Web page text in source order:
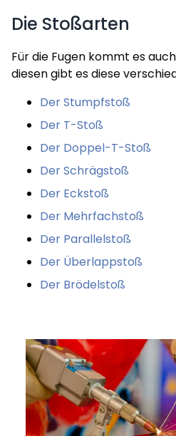
Die Stoßarten
Für die Fugen kommt es
diesen gibt es diese
Der Stumpfstoß
Der T-Stoß
Der Doppel-T-Stoß
Der Schrägstoß
Der Eckstoß
Der Mehrfachstoß
Der Parallelstoß
Der Überlappstoß
Der Brödelstoß